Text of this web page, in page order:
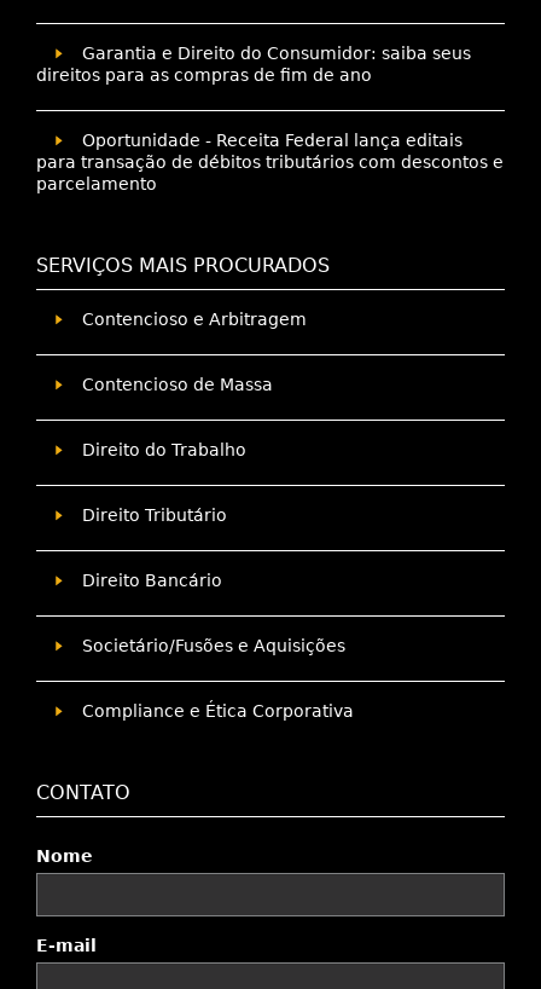
Garantia e Direito do Consumidor: saiba seus
direitos para as compras de fim de ano
Oportunidade - Receita Federal lança editais
para transação de débitos tributários com descontos e
parcelamento
SERVIÇOS MAIS PROCURADOS
Contencioso e Arbitragem
Contencioso de Massa
Direito do Trabalho
Direito Tributário
Direito Bancário
Societário/Fusões e Aquisições
Compliance e Ética Corporativa
CONTATO
Nome
E-mail